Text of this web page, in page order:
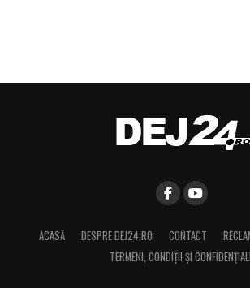
ACASĂ DESPRE DEJ24.RO CONTACT
TERMENI, CONDIŢII ȘI